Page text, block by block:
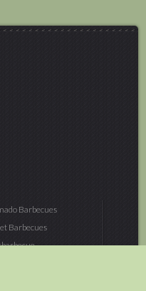
Barbecues
Barbecues